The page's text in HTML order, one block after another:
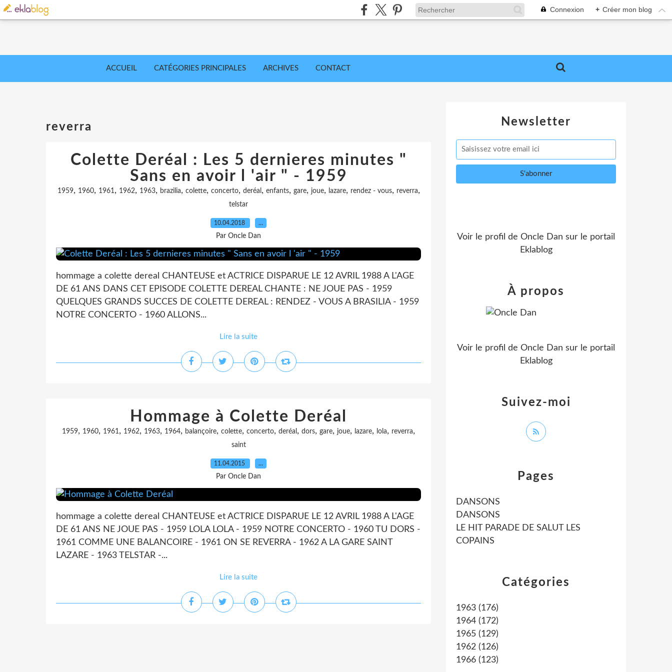
Connexion + Créer mon blog
ACCUEIL CATÉGORIES PRINCIPALES ARCHIVES CONTACT
reverra
Colette Deréal : Les 5 dernieres minutes "
Sans en avoir l 'air " - 1959
1959, 1960, 1961, 1962, 1963, brazilia, colette, concerto, deréal , enfants, gare, joue, lazare, rendez - vous, reverra,
telstar
10.04.2018 …
Par Oncle Dan
hommage a colette dereal CHANTEUSE et ACTRICE DISPARUE LE 12 AVRIL 1988 A L'AGE
DE 61 ANS DANS CET EPISODE COLETTE DEREAL CHANTE : NE JOUE PAS - 1959
QUELQUES GRANDS SUCCES DE COLETTE DEREAL : RENDEZ - VOUS A BRASILIA - 1959
NOTRE CONCERTO - 1960 ALLONS...
Lire la suite
Hommage à Colette Deréal
1959, 1960, 1961, 1962, 1963, 1964, balançoire, colette, concerto, deréal , dors, gare, joue, lazare, lola, reverra,
saint
11.04.2015 …
Par Oncle Dan
hommage a colette dereal CHANTEUSE et ACTRICE DISPARUE LE 12 AVRIL 1988 A L'AGE
DE 61 ANS NE JOUE PAS - 1959 LOLA LOLA - 1959 NOTRE CONCERTO - 1960 TU DORS -
1961 COMME UNE BALANCOIRE - 1961 ON SE REVERRA - 1962 A LA GARE SAINT
LAZARE - 1963 TELSTAR -...
Lire la suite
Newsletter
Catégories
1963 (176)
1964 (172)
1965 (129)
1962 (126)
1966 (123)
Pages
DANSONS
DANSONS
LE HIT PARADE DE SALUT LES
COPAINS
Voir le profil de Oncle Dan sur le portail
Eklablog
Suivez-moi
À propos
Voir le profil de Oncle Dan sur le portail
Eklablog